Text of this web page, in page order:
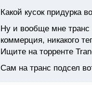
Какой кусок придурка
Ну и вообще мне транс
коммерция, никакого
Ищите на торренте
Сам на транс подсел